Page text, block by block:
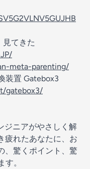
見てきた
meta-parenting/
装置 Gatebox3
gatebox3/
ジニアがやさしく解
疲れたあなたに、お
、驚くポイント、驚
。